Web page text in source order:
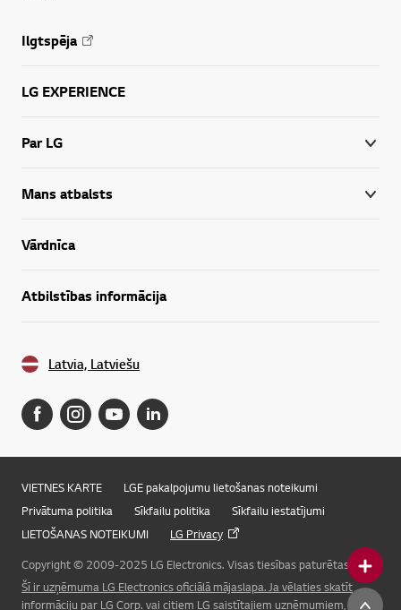
Online Chat
Ilgtspēja
LG EXPERIENCE
Par LG
Mans atbalsts
Vārdnīca
Atbilstības informācija
Latvia, Latviešu
VIETNES KARTE
LGE pakalpojumu lietošanas noteikumi
Privātuma politika
Sīkfailu politika
Sīkfailu iestatījumi
LIETOŠANAS NOTEIKUMI
LG Privacy
Copyright © 2009-2025 LG Electronics. Visas tiesības paturētas.
Šī ir uzņēmuma LG Electronics oficiālā mājaslapa. Ja vēlaties skatīt
informāciju par LG Corp. vai citiem LG saistītajiem uzņēmumiem, lūdzu,